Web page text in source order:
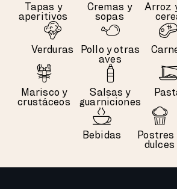
Tapas y
aperitivos
Cremas y
sopas
Arroz
Verduras
Pollo y otras
aves
Marisco y
crustáceos
Salsas y
guarniciones
Bebidas
Postres
dulces